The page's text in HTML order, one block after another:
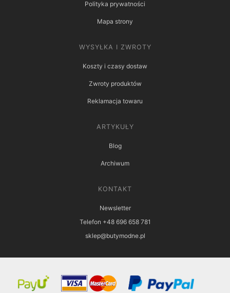
Polityka prywatności
Mapa strony
WYSYŁKA I ZWROTY
Koszty i czasy dostaw
Zwroty produktów
Reklamacja towaru
ARTYKUŁY
Blog
Archiwum
KONTAKT
Newsletter
Telefon +48 696 658 781
sklep@butymodne.pl